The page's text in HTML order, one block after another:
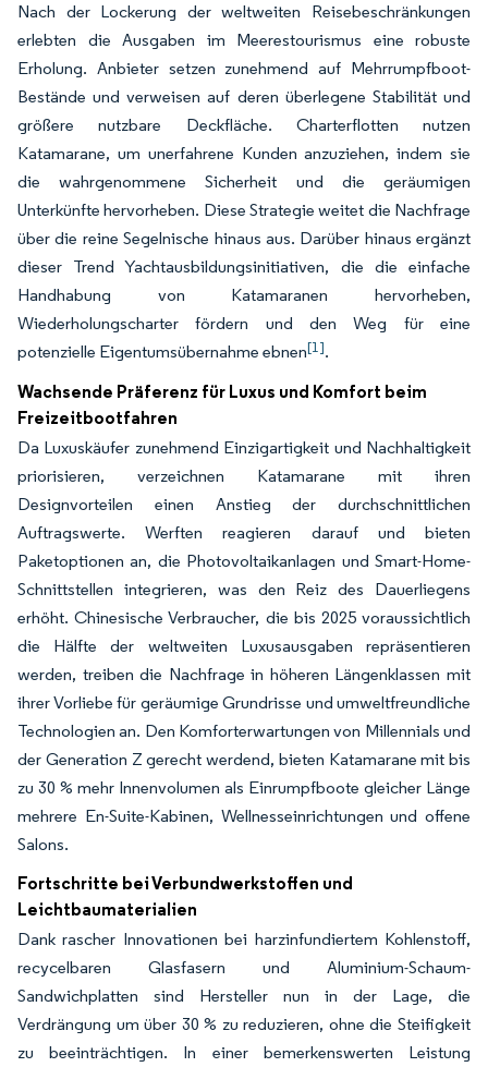
Nach der Lockerung der weltweiten Reisebeschränkungen
erlebten die Ausgaben im Meerestourismus eine robuste
Erholung. Anbieter setzen zunehmend auf Mehrrumpfboot-
Bestände und verweisen auf deren überlegene Stabilität und
größere nutzbare Deckfläche. Charterflotten nutzen
Katamarane, um unerfahrene Kunden anzuziehen, indem sie
die wahrgenommene Sicherheit und die geräumigen
Unterkünfte hervorheben. Diese Strategie weitet die Nachfrage
über die reine Segelnische hinaus aus. Darüber hinaus ergänzt
dieser Trend Yachtausbildungsinitiativen, die die einfache
Handhabung von Katamaranen hervorheben,
Wiederholungscharter fördern und den Weg für eine
potenzielle Eigentumsübernahme ebnen[1].
Wachsende Präferenz für Luxus und Komfort beim
Freizeitbootfahren
Da Luxuskäufer zunehmend Einzigartigkeit und Nachhaltigkeit
priorisieren, verzeichnen Katamarane mit ihren
Designvorteilen einen Anstieg der durchschnittlichen
Auftragswerte. Werften reagieren darauf und bieten
Paketoptionen an, die Photovoltaikanlagen und Smart-Home-
Schnittstellen integrieren, was den Reiz des Dauerliegens
erhöht. Chinesische Verbraucher, die bis 2025 voraussichtlich
die Hälfte der weltweiten Luxusausgaben repräsentieren
werden, treiben die Nachfrage in höheren Längenklassen mit
ihrer Vorliebe für geräumige Grundrisse und umweltfreundliche
Technologien an. Den Komforterwartungen von Millennials und
der Generation Z gerecht werdend, bieten Katamarane mit bis
zu 30 % mehr Innenvolumen als Einrumpfboote gleicher Länge
mehrere En-Suite-Kabinen, Wellnesseinrichtungen und offene
Salons.
Fortschritte bei Verbundwerkstoffen und
Leichtbaumaterialien
Dank rascher Innovationen bei harzinfundiertem Kohlenstoff,
recycelbaren Glasfasern und Aluminium-Schaum-
Sandwichplatten sind Hersteller nun in der Lage, die
Verdrängung um über 30 % zu reduzieren, ohne die Steifigkeit
zu beeinträchtigen. In einer bemerkenswerten Leistung